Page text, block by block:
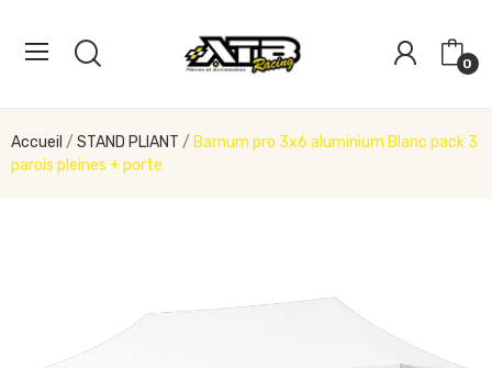
0
Accueil STAND PLIANT
Barnum pro 3x6 aluminium Blanc pack 3
parois pleines + porte